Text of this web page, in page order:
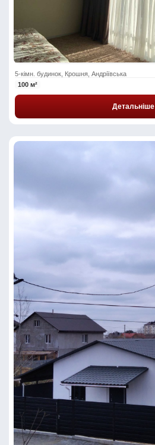
5-кімн. будинок, Крошня, Андріївська
100 м²
Детальніше